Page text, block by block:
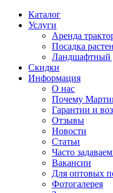
Каталог
Услуги
Аренда
Посадка
Ландшафтный
Скидки
Информация
О нас
Почему
Гарантии и
Отзывы
Новости
Статьи
Часто
Вакансии
Для оптовых
Фотогалерея